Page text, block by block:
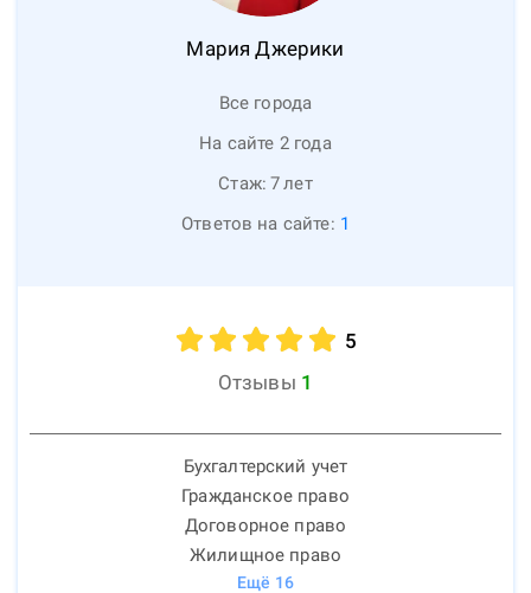
Мария Джерики
Все города
На сайте 2 года
Стаж: 7лет
Ответов на сайте: 1
5
Отзывы 1
Бухгалтерский учет
Гражданское право
Договорное право
Жилищное право
Ещё 16